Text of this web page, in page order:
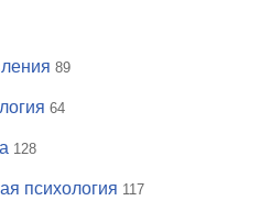
89
64
128
психология 117